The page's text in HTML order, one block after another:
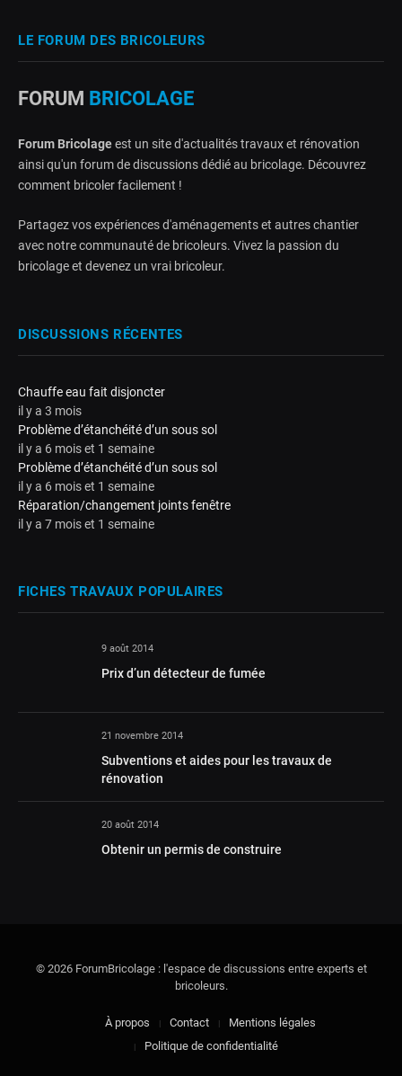
LE FORUM DES BRICOLEURS
FORUM BRICOLAGE
Forum Bricolageest un site d'actualités travaux et rénovation
ainsi qu'un forum de discussions dédié au bricolage. Découvrez
comment bricoler facilement !
Partagez vos expériences d'aménagements et autres chantier
avec notre communauté de bricoleurs. Vivez la passion du
bricolage et devenez un vrai bricoleur.
DISCUSSIONS RÉCENTES
Chauffe eau fait disjoncter
il y a 3 mois
Problème d’étanchéité d’un sous sol
il y a 6 mois et 1 semaine
Problème d’étanchéité d’un sous sol
il y a 6 mois et 1 semaine
Réparation/changement joints fenêtre
il y a 7 mois et 1 semaine
FICHES TRAVAUX POPULAIRES
9 août 2014
Prix d’un détecteur de fumée
21 novembre 2014
Subventions et aides pour les travaux de
rénovation
20 août 2014
Obtenir un permis de construire
© 2026 ForumBricolage : l'espace de discussions entre experts et
bricoleurs.
À propos Contact
Mentions légales
Politique de confidentialité